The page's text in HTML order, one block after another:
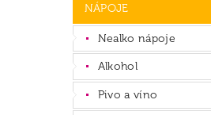
NÁPOJE
Nealko nápoje
Alkohol
Pivo a víno